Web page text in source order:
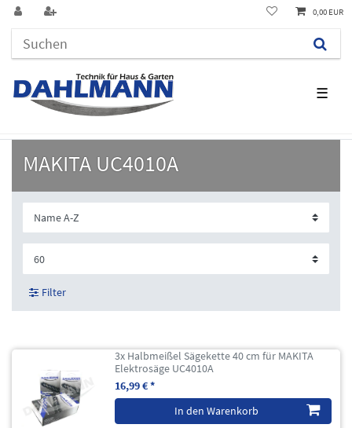
☰
0,00 EUR
MAKITA UC4010A
Filter
3x Halbmeißel Sägekette 40 cm für MAKITA
Elektrosäge UC4010A
16,99 € *
In den Warenkorb